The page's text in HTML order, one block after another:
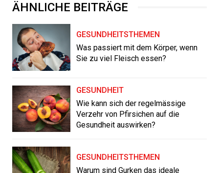
ÄHNLICHE BEITRÄGE
GESUNDHEITSTHEMEN
Was passiert mit dem Körper, wenn
Sie zu viel Fleisch essen?
GESUNDHEIT
Wie kann sich der regelmässige
Verzehr von Pfirsichen auf die
Gesundheit auswirken?
GESUNDHEITSTHEMEN
Warum sind Gurken das ideale